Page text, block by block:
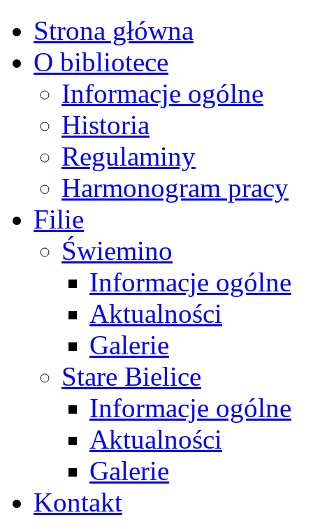
Strona główna
O bibliotece
Informacje ogólne
Historia
Regulaminy
Harmonogram pracy
Filie
Świemino
Informacje ogólne
Aktualności
Galerie
Stare Bielice
Informacje ogólne
Aktualności
Galerie
Kontakt